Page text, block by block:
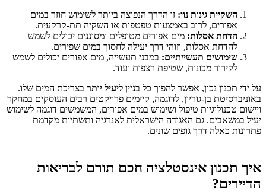
השקיית גינות נוי: זו הדרך הנפוצה ביותר לשימוש חוזר במים
אפורים, לרוב באמצעות טפטפות או השקיה תת-קרקעית.
הדחת אסלות: מים אפורים מטופלים ומסוננים יכולים לשמש
להדחת אסלות, וזוהי דרך יעילה לחסוך במים שפירים.
שימושים תעשייתיים: במבני תעשייה, מים אפורים יכולים לשמש
לקירור מכונות, שטיפת רצפות ועוד.
על ידי תכנון נכון, אפשר להפוך כל בניין ליעיל יותר בצריכת המים שלו.
באוניברסיטת בן-גוריון, לדוגמה, קיימים פרויקטים רבים העוסקים במחקר
ויישום טכנולוגיות טיפול ושימוש במים אפורים, המשמשים דוגמה לשימוש
יעיל במשאבים. גם האגודה הישראלית לאנרגיה ותשתיות מקדמת
פתרונות כאלה דרך גופים שונים.
איך תכנון אינסטלציה חכם תורם לבריאות
הדיירים?